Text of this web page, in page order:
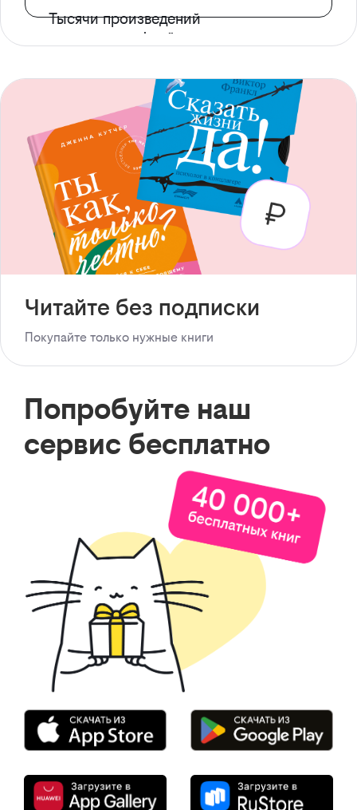
Тысячи произведений
с доступом офлайн
Читайте без подписки
Покупайте только нужные книги
Попробуйте наш
сервис бесплатно